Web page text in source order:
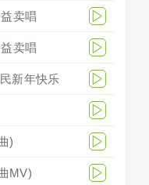
卖唱
卖唱
新年快乐
)
MV)